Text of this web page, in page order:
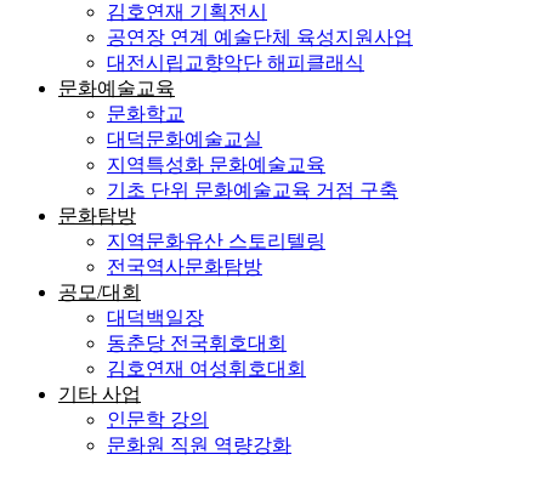
김호연재 기획전시
공연장 연계 예술단체 육성지원사업
대전시립교향악단 해피클래식
문화예술교육
문화학교
대덕문화예술교실
지역특성화 문화예술교육
기초 단위 문화예술교육 거점 구축
문화탐방
지역문화유산 스토리텔링
전국역사문화탐방
공모/대회
대덕백일장
동춘당 전국휘호대회
김호연재 여성휘호대회
기타 사업
인문학 강의
문화원 직원 역량강화